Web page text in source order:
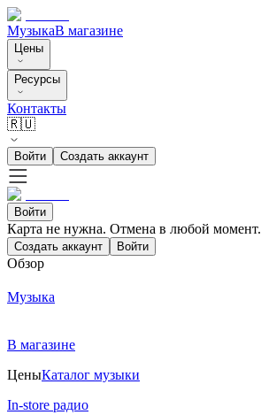
МузыкаВ магазине
Цены
Ресурсы
Контакты
🇷🇺
Войти Создать аккаунт
Войти
Карта не нужна. Отмена в любой момент.
Создать аккаунт Войти
Обзор
Музыка
В магазине
ЦеныКаталог музыки
In-store радио